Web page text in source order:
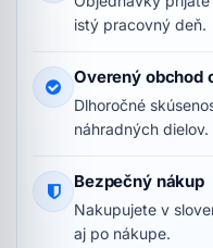
istý pracovný deň.
Overený obchod
Dlhoročné
náhradných dielov.
Bezpečný nákup
Nakupujete v
aj po nákupe.